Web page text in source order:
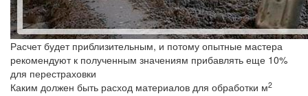
Расчет будет приблизительным, и потому опытные мастера
рекомендуют к полученным значениям прибавлять еще 10%
для перестраховки
Каким должен быть расход материалов для обработки м2